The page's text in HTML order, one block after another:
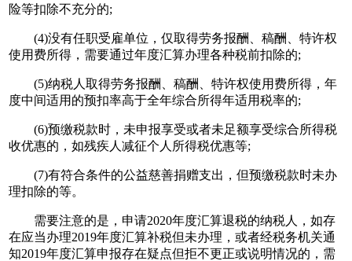
险等扣除不充分的;
(4)没有任职受雇单位，仅取得劳务报酬、稿酬、特许权
使用费所得，需要通过年度汇算办理各种税前扣除的;
(5)纳税人取得劳务报酬、稿酬、特许权使用费所得，年
度中间适用的预扣率高于全年综合所得年适用税率的;
(6)预缴税款时，未申报享受或者未足额享受综合所得税
收优惠的，如残疾人减征个人所得税优惠等;
(7)有符合条件的公益慈善捐赠支出，但预缴税款时未办
理扣除的等。
需要注意的是，申请2020年度汇算退税的纳税人，如存
在应当办理2019年度汇算补税但未办理，或者经税务机关通
知2019年度汇算申报存在疑点但拒不更正或说明情况的，需